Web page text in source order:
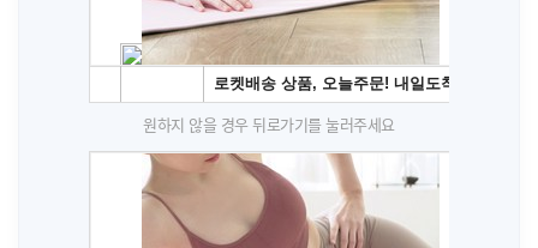
원하지 않을 경우 뒤로가기를 눌러주세요